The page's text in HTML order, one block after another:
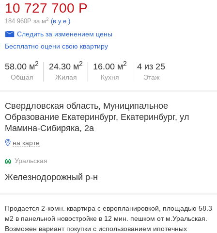
10 727 700 Р
184 960Р за м2 (в у.е.)
Следить за изменением цены
Бесплатно оцени свою квартиру
58.00 м2
Общая
24.30 м2
Жилая
16.00 м2
Кухня
4 из 25
Этаж
Свердловская область, Муниципальное
Образование Екатеринбург, Екатеринбург, ул
Мамина-Сибиряка, 2а
на карте
Уральская
Железнодорожный р-н
Продается 2-комн. квартира с европланировкой, площадью 58.3
м2 в панельной новостройке в 12 мин. пешком от м.Уральская.
Возможен вариант покупки с использованием ипотечных